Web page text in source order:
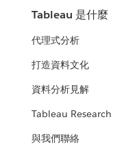
Tableau 是什麼
代理式分析
打造資料文化
資料分析見解
Tableau Research
與我們聯絡